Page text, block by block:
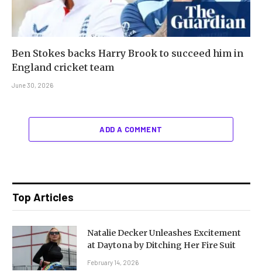
Ben Stokes backs Harry Brook to succeed him in
England cricket team
June 30, 2026
ADD A COMMENT
Top Articles
Natalie Decker Unleashes Excitement
at Daytona by Ditching Her Fire Suit
February 14, 2026